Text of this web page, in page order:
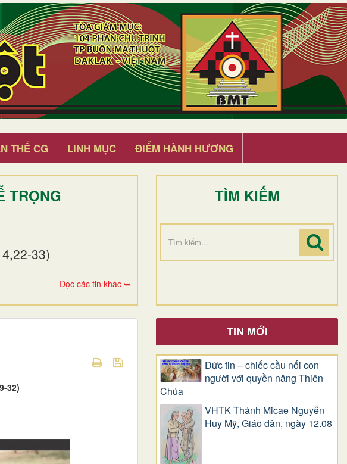
THỂ CG LINH MỤC ĐIỂM HÀNH HƯƠNG
TRỌNG
33)
Đọc các tin khác ➥
TÌM KIẾM
32)
TIN MỚI
Đức tin – chiếc cầu nối con
người với quyền năng Thiên
Chúa
VHTK Thánh Micae Nguyễn
Huy Mỹ, Giáo dân, ngày 12.08